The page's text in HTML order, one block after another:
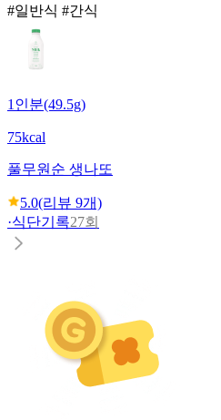
#일반식 #간식
1인분(49.5g)
75kcal
풀무원 순 생나또
5.0(리뷰 9개)
·식단기록27회